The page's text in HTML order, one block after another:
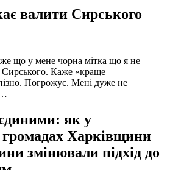
валити Сирського
що у мене чорна мітка що я не
Каже «краще
Погрожує. Мені дуже не
…
як у
Харківщини
змінювали підхід до